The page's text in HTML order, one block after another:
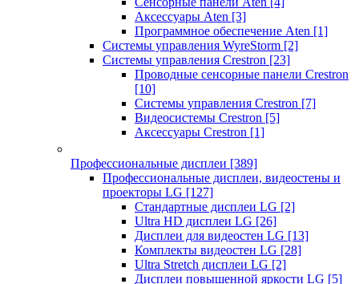
Аксессуары Aten [3]
Программное обеспечение Aten [1]
Системы управления WyreStorm [2]
Системы управления Crestron [23]
Проводные сенсорные панели Crestron
[10]
Системы управления Crestron [7]
Видеосистемы Crestron [5]
Аксессуары Crestron [1]
Профессиональные дисплеи [389]
Профессиональные дисплеи, видеостены и
проекторы LG [127]
Стандартные дисплеи LG [2]
Ultra HD дисплеи LG [26]
Дисплеи для видеостен LG [13]
Комплекты видеостен LG [28]
Ultra Stretch дисплеи LG [2]
Дисплеи повышенной яркости LG [5]